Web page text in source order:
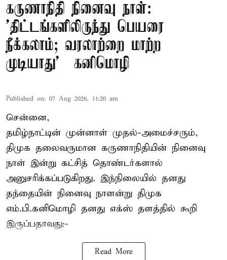
கருணாநிதி நினைவு நாள்:
'திட்டங்களிலிருந்து பெயரை
நீக்கலாம்; வரலாற்றை மாற்ற
முடியாது' – கனிமொழி
Published on: 07 Aug 2026, 11:20 am
சென்னை,
தமிழ்நாட்டின் முன்னாள் முதல்-அமைச்சரும்,
திமுக தலைவருமான கருணாநிதியின் நினைவு
நாள் இன்று கட்சித் தொண்டர்களால்
அனுசரிக்கப்படுகிறது. இந்நிலையில் தனது
தந்தையின் நினைவு நாளன்று திமுக
எம்.பி.கனிமொழி தனது எக்ஸ் தளத்தில் கூறி
இருப்பதாவது:-
Read More